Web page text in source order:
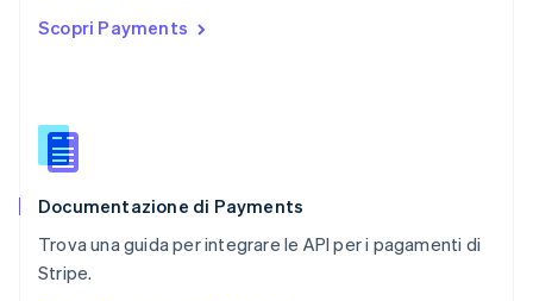
Scopri Payments
Documentazione di Payments
Trova una guida per integrare le API per i pagamenti di
Stripe.
English
English
Slovacchia
Slovenia
Spagna
Español